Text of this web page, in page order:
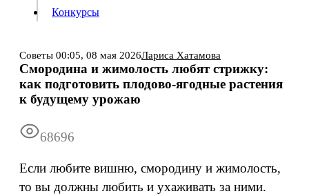
Информация Реклама Все новости Архив
Конкурсы
Советы 00:05, 08 мая 2026Лариса Хатамова
Смородина и жимолость любят стрижку:
как подготовить плодово-ягодные растения
к будущему урожаю
68696
Если любите вишню, смородину и жимолость,
то вы должны любить и ухаживать за ними.